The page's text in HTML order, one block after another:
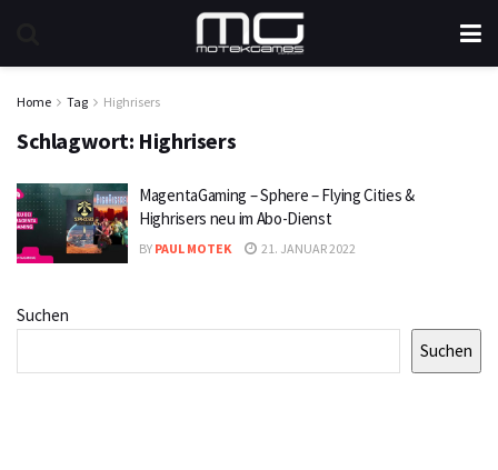
Home Tag Highrisers
Schlagwort: Highrisers
MagentaGaming – Sphere – Flying Cities &
Highrisers neu im Abo-Dienst
BY PAUL MOTEK 21. JANUAR 2022
Suchen
Suchen